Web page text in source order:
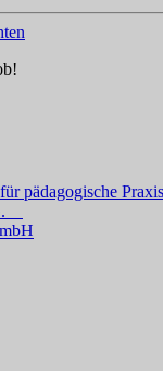
pädagogische Praxis